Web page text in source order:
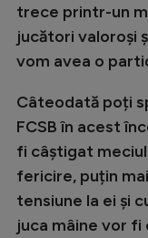
trece printr-un
jucători valoroși
vom avea o
Câteodată poți
FCSB în acest
fi câștigat
fericire, puțin
tensiune la ei și
juca mâine vor